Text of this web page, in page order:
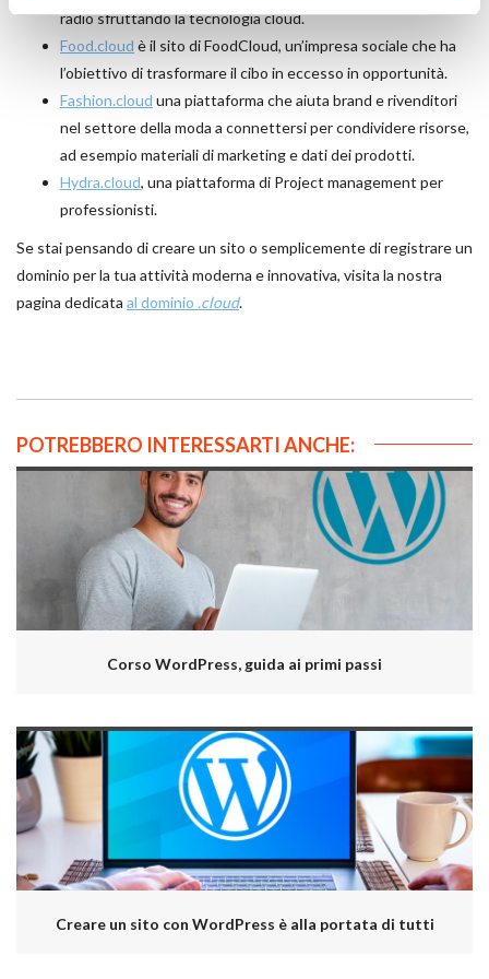
radio sfruttando la tecnologia cloud.
Food.cloud è il sito di FoodCloud, un’impresa sociale che ha
l’obiettivo di trasformare il cibo in eccesso in opportunità.
Fashion.cloud una piattaforma che aiuta brand e rivenditori
nel settore della moda a connettersi per condividere risorse,
ad esempio materiali di marketing e dati dei prodotti.
Hydra.cloud, una piattaforma di Project management per
professionisti.
Se stai pensando di creare un sito o semplicemente di registrare un
dominio per la tua attività moderna e innovativa, visita la nostra
pagina dedicata al dominio .cloud.
POTREBBERO INTERESSARTI ANCHE:
Corso WordPress, guida ai primi passi
Creare un sito con WordPress è alla portata di tutti